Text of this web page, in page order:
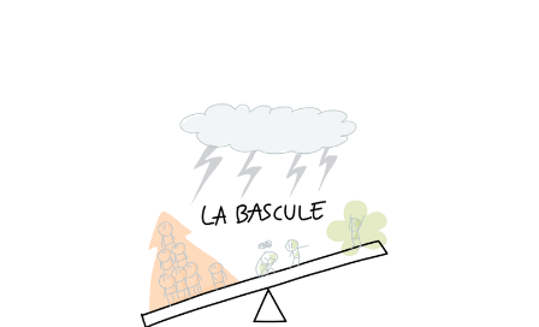
La Bascule 2 : les ratios
de comportements
4 min read